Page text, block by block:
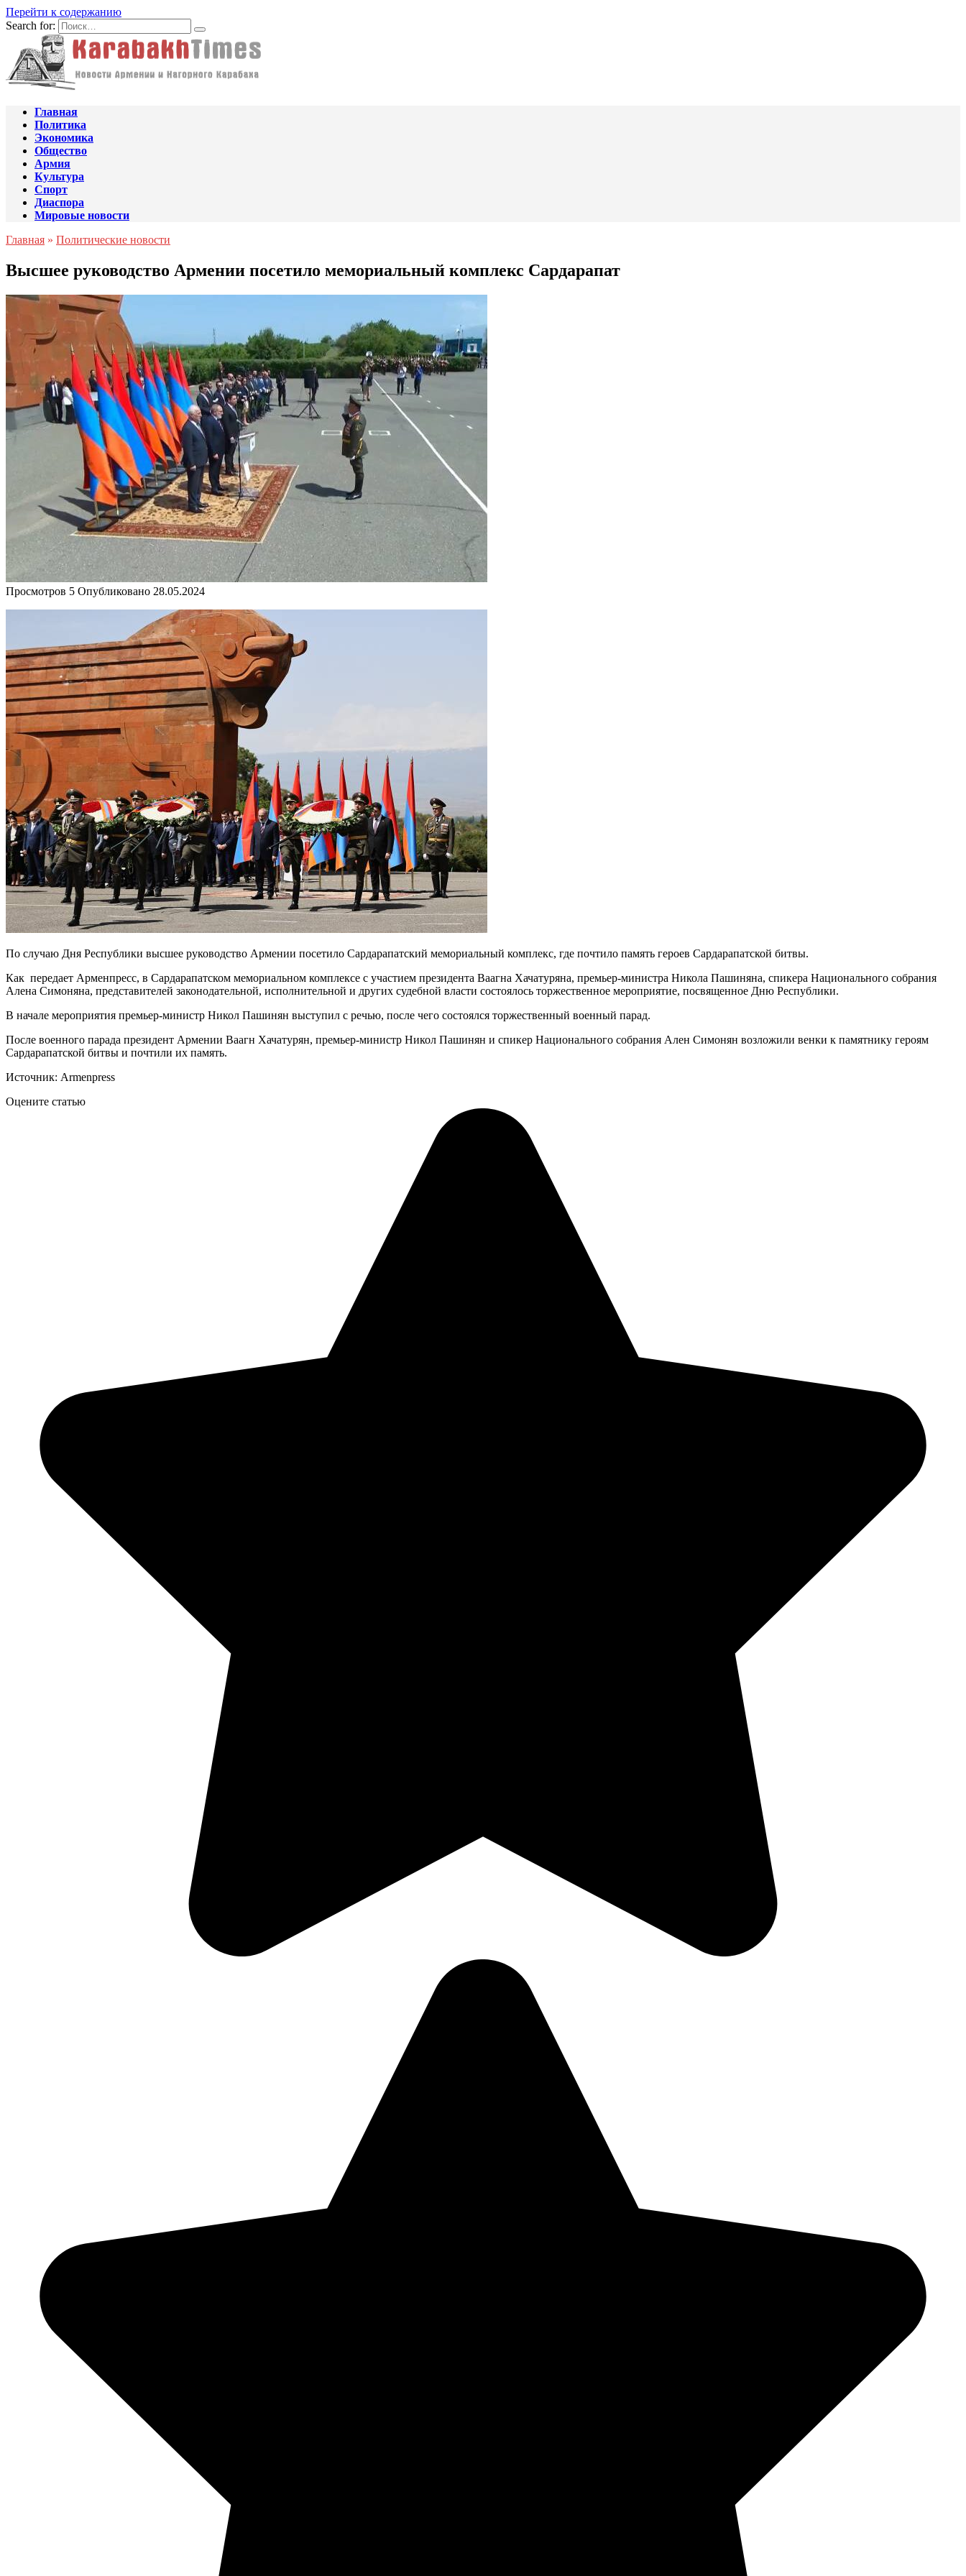
Перейти к содержанию
Search for:
Главная
Политика
Экономика
Общество
Армия
Культура
Спорт
Диаспора
Мировые новости
Главная » Политические новости
Высшее руководство Армении посетило мемориальный комплекс Сардарапат
Просмотров 5 Опубликовано 28.05.2024
По случаю Дня Республики высшее руководство Армении посетило Сардарапатский мемориальный комплекс, где почтило память героев Сардарапатской битвы.
Как передает Арменпресс, в Сардарапатском мемориальном комплексе с участием президента Ваагна Хачатуряна, премьер-министра Никола Пашиняна, спикера Национального собрания
Алена Симоняна, представителей законодательной, исполнительной и других судебной власти состоялось торжественное мероприятие, посвященное Дню Республики.
В начале мероприятия премьер-министр Никол Пашинян выступил с речью, после чего состоялся торжественный военный парад.
После военного парада президент Армении Ваагн Хачатурян, премьер-министр Никол Пашинян и спикер Национального собрания Ален Симонян возложили венки к памятнику героям
Сардарапатской битвы и почтили их память.
Источник: Armenpress
Оцените статью